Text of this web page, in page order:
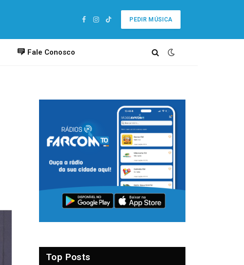
Facebook
Instagram
TikTok
PEDIR MÚSICA
Fale Conosco
Top Posts